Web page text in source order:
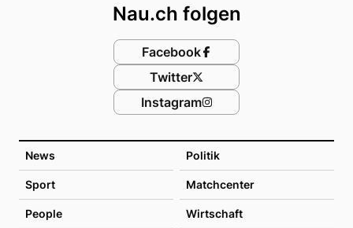
News Politik
Sport Matchcenter
People Wirtschaft
Nau.ch folgen
Facebook
Twitter
Instagram